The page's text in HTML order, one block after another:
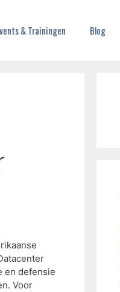
& Trainingen Blog
en defensie
Voor